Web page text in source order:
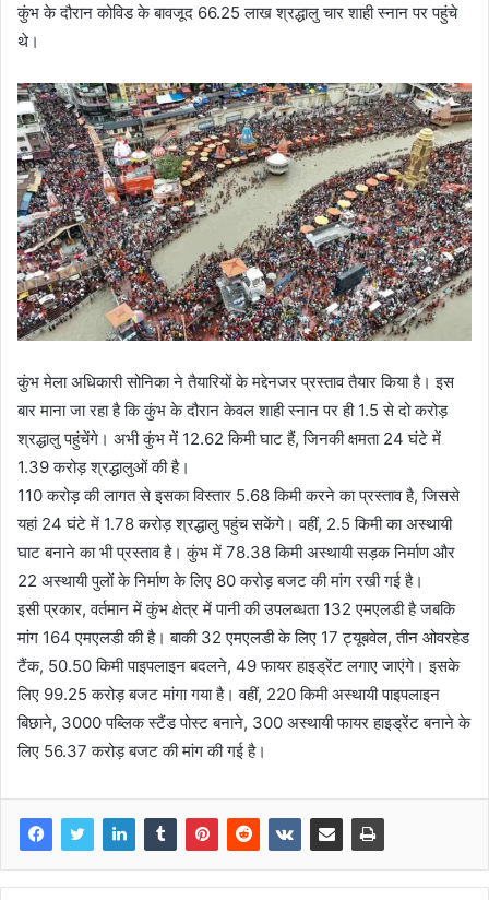
कुंभ के दौरान कोविड के बावजूद 66.25 लाख श्रद्धालु चार शाही स्नान पर पहुंचे
थे।
कुंभ मेला अधिकारी सोनिका ने तैयारियों के मद्देनजर प्रस्ताव तैयार किया है। इस
बार माना जा रहा है कि कुंभ के दौरान केवल शाही स्नान पर ही 1.5 से दो करोड़
श्रद्धालु पहुंचेंगे। अभी कुंभ में 12.62 किमी घाट हैं, जिनकी क्षमता 24 घंटे में
1.39 करोड़ श्रद्धालुओं की है।
110 करोड़ की लागत से इसका विस्तार 5.68 किमी करने का प्रस्ताव है, जिससे
यहां 24 घंटे में 1.78 करोड़ श्रद्धालु पहुंच सकेंगे। वहीं, 2.5 किमी का अस्थायी
घाट बनाने का भी प्रस्ताव है। कुंभ में 78.38 किमी अस्थायी सड़क निर्माण और
22 अस्थायी पुलों के निर्माण के लिए 80 करोड़ बजट की मांग रखी गई है।
इसी प्रकार, वर्तमान में कुंभ क्षेत्र में पानी की उपलब्धता 132 एमएलडी है जबकि
मांग 164 एमएलडी की है। बाकी 32 एमएलडी के लिए 17 ट्यूबवेल, तीन ओवरहेड
टैंक, 50.50 किमी पाइपलाइन बदलने, 49 फायर हाइड्रेंट लगाए जाएंगे। इसके
लिए 99.25 करोड़ बजट मांगा गया है। वहीं, 220 किमी अस्थायी पाइपलाइन
बिछाने, 3000 पब्लिक स्टैंड पोस्ट बनाने, 300 अस्थायी फायर हाइड्रेंट बनाने के
लिए 56.37 करोड़ बजट की मांग की गई है।